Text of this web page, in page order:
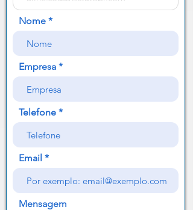
Nome
Empresa
Telefone
Email
Mensagem